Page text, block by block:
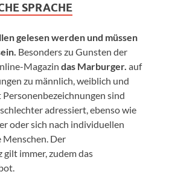
SPRACHE
gelesen werden und müssen
Besonders zu Gunsten der
Magazin das Marburger. auf
zu männlich, weiblich und
sind
adressiert, ebenso wie
oder sich nach individuellen
Der
immer, zudem das